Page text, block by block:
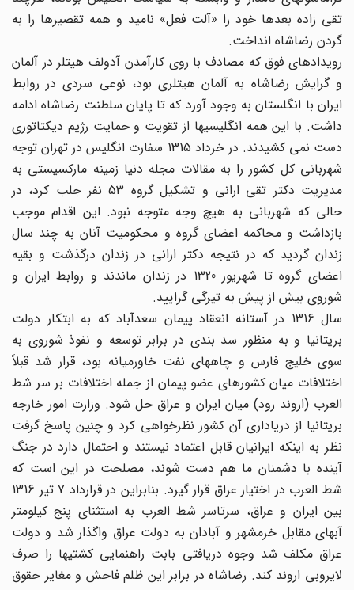
تقی زاده بعدها خود را «آلت فعل» نامید و همه تقصیرها را به
گردن رضاشاه انداخت.
رویدادهای فوق که مصادف با روی کارآمدن آدولف هیتلر در آلمان
و گرایش رضاشاه به آلمان هیتلری بود، نوعی سردی در روابط
ایران با انگلستان به وجود آورد که تا پایان سلطنت رضاشاه ادامه
داشت. با این همه انگلیسیها از تقویت و حمایت رژیم دیکتاتوری
دست نمی کشیدند. در خرداد 1315 سفارت انگلیس در تهران توجه
شهربانی کل کشور را به مقالات مجله دنیا زمینه مارکسیستی به
مدیریت دکتر تقی ارانی و تشکیل گروه 53 نفر جلب کرد، در
حالی که شهربانی به هیچ وجه متوجه نبود. این اقدام موجب
بازداشت و محاکمه اعضای گروه و محکومیت آنان به چند سال
زندان گردید که در نتیجه دکتر ارانی در زندان درگذشت و بقیه
اعضای گروه تا شهریور 1320 در زندان ماندند و روابط ایران و
شوروی بیش از پیش به تیرگی گرایید.
سال 1316 در آستانه انعقاد پیمان سعدآباد که به ابتکار دولت
بریتانیا و به منظور سد بندی در برابر توسعه و نفوذ شوروی به
سوی خلیج فارس و چاههای نفت خاورمیانه بود، قرار شد قبلاً
اختلافات میان کشورهای عضو پیمان از جمله اختلافات بر سر شط
العرب (اروند رود) میان ایران و عراق حل شود. وزارت امور خارجه
بریتانیا از دریاداری آن کشور نظرخواهی کرد و چنین پاسخ گرفت
نظر به اینکه ایرانیان قابل اعتماد نیستند و احتمال دارد در جنگ
آینده با دشمنان ما هم دست شوند، مصلحت در این است که
شط العرب در اختیار عراق قرار گیرد. بنابراین در قرارداد 7 تیر 1316
بین ایران و عراق، سرتاسر شط العرب به استثنای پنج کیلومتر
آبهای مقابل خرمشهر و آبادان به دولت عراق واگذار شد و دولت
عراق مکلف شد وجوه دریافتی بابت راهنمایی کشتیها را صرف
لایروبی اروند کند. رضاشاه در برابر این ظلم فاحش و مغایر حقوق